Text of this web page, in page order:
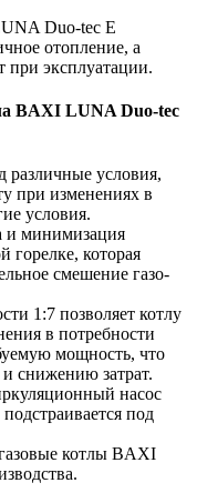
Duo-tec E
отопление, а
при эксплуатации.
BAXI LUNA Duo-tec
различные условия,
при изменениях в
условия.
и минимизация
горелке, которая
смешение газо-
1:7 позволяет котлу
в потребности
мощность, что
снижению затрат.
насос
под
котлы BAXI